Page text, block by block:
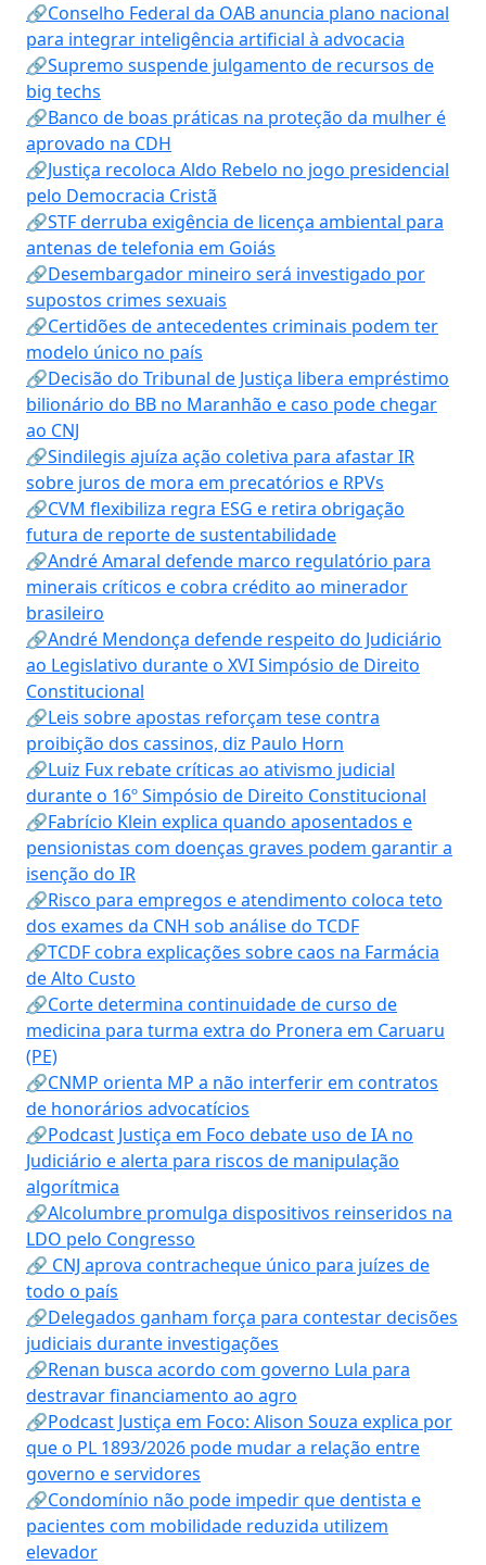
🔗Conselho Federal da OAB anuncia plano nacional
para integrar inteligência artificial à advocacia
🔗Supremo suspende julgamento de recursos de
big techs
🔗Banco de boas práticas na proteção da mulher é
aprovado na CDH
🔗Justiça recoloca Aldo Rebelo no jogo presidencial
pelo Democracia Cristã
🔗STF derruba exigência de licença ambiental para
antenas de telefonia em Goiás
🔗Desembargador mineiro será investigado por
supostos crimes sexuais
🔗Certidões de antecedentes criminais podem ter
modelo único no país
🔗Decisão do Tribunal de Justiça libera empréstimo
bilionário do BB no Maranhão e caso pode chegar
ao CNJ
🔗Sindilegis ajuíza ação coletiva para afastar IR
sobre juros de mora em precatórios e RPVs
🔗CVM flexibiliza regra ESG e retira obrigação
futura de reporte de sustentabilidade
🔗André Amaral defende marco regulatório para
minerais críticos e cobra crédito ao minerador
brasileiro
🔗André Mendonça defende respeito do Judiciário
ao Legislativo durante o XVI Simpósio de Direito
Constitucional
🔗Leis sobre apostas reforçam tese contra
proibição dos cassinos, diz Paulo Horn
🔗Luiz Fux rebate críticas ao ativismo judicial
durante o 16º Simpósio de Direito Constitucional
🔗Fabrício Klein explica quando aposentados e
pensionistas com doenças graves podem garantir a
isenção do IR
🔗Risco para empregos e atendimento coloca teto
dos exames da CNH sob análise do TCDF
🔗TCDF cobra explicações sobre caos na Farmácia
de Alto Custo
🔗Corte determina continuidade de curso de
medicina para turma extra do Pronera em Caruaru
(PE)
🔗CNMP orienta MP a não interferir em contratos
de honorários advocatícios
🔗Podcast Justiça em Foco debate uso de IA no
Judiciário e alerta para riscos de manipulação
algorítmica
🔗Alcolumbre promulga dispositivos reinseridos na
LDO pelo Congresso
🔗 CNJ aprova contracheque único para juízes de
todo o país
🔗Delegados ganham força para contestar decisões
judiciais durante investigações
🔗Renan busca acordo com governo Lula para
destravar financiamento ao agro
🔗Podcast Justiça em Foco: Alison Souza explica por
que o PL 1893/2026 pode mudar a relação entre
governo e servidores
🔗Condomínio não pode impedir que dentista e
pacientes com mobilidade reduzida utilizem
elevador